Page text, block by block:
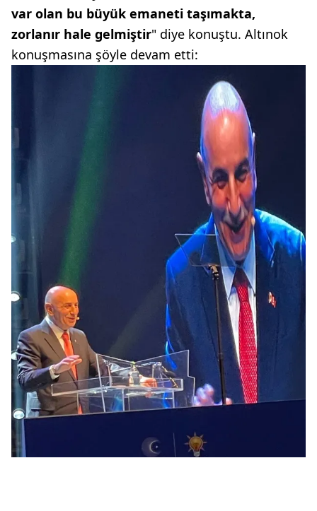
var olan bu büyük emaneti taşımakta,
zorlanır hale gelmiştir" diye konuştu. Altınok
konuşmasına şöyle devam etti: